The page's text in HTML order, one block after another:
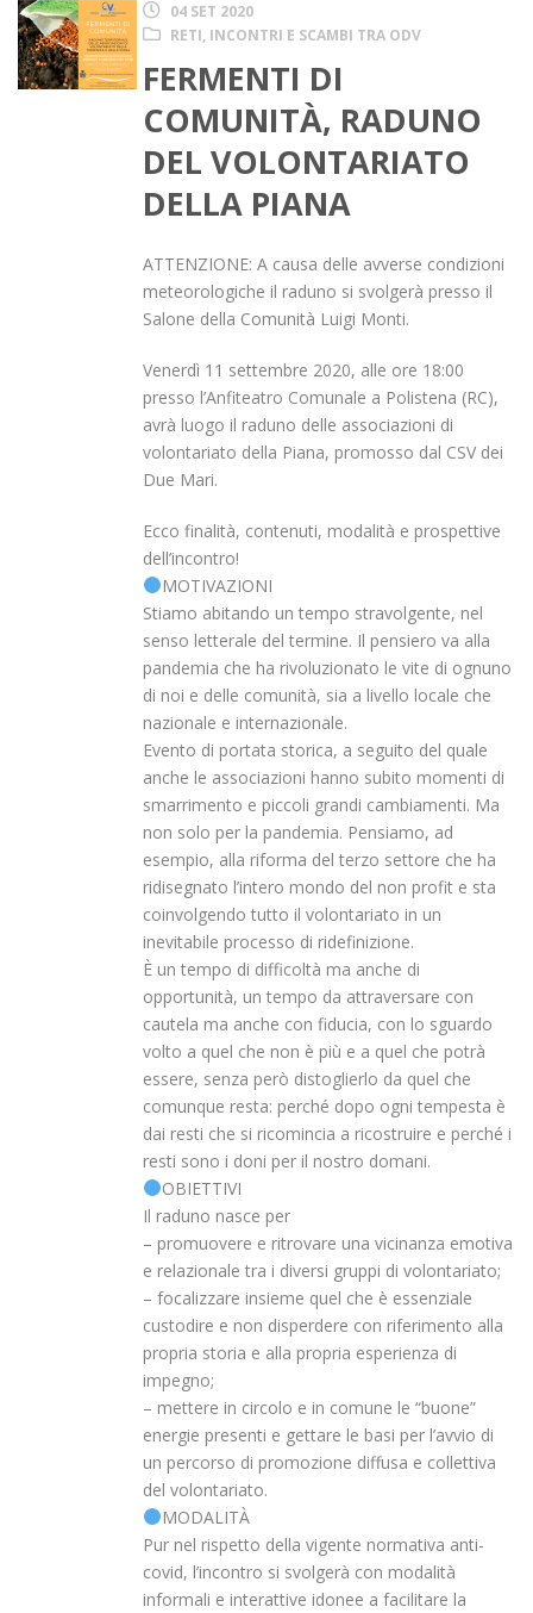
04 SET 2020
RETI, INCONTRI E SCAMBI TRA ODV
FERMENTI DI
COMUNITÀ, RADUNO
DEL VOLONTARIATO
DELLA PIANA
ATTENZIONE: A causa delle avverse condizioni
meteorologiche il raduno si svolgerà presso il
Salone della Comunità Luigi Monti.
Venerdì 11 settembre 2020, alle ore 18:00
presso l’Anfiteatro Comunale a Polistena (RC),
avrà luogo il raduno delle associazioni di
volontariato della Piana, promosso dal CSV dei
Due Mari.
Ecco finalità, contenuti, modalità e prospettive
dell’incontro!
MOTIVAZIONI
Stiamo abitando un tempo stravolgente, nel
senso letterale del termine. Il pensiero va alla
pandemia che ha rivoluzionato le vite di ognuno
di noi e delle comunità, sia a livello locale che
nazionale e internazionale.
Evento di portata storica, a seguito del quale
anche le associazioni hanno subito momenti di
smarrimento e piccoli grandi cambiamenti. Ma
non solo per la pandemia. Pensiamo, ad
esempio, alla riforma del terzo settore che ha
ridisegnato l’intero mondo del non profit e sta
coinvolgendo tutto il volontariato in un
inevitabile processo di ridefinizione.
È un tempo di difficoltà ma anche di
opportunità, un tempo da attraversare con
cautela ma anche con fiducia, con lo sguardo
volto a quel che non è più e a quel che potrà
essere, senza però distoglierlo da quel che
comunque resta: perché dopo ogni tempesta è
dai resti che si ricomincia a ricostruire e perché i
resti sono i doni per il nostro domani.
OBIETTIVI
Il raduno nasce per
– promuovere e ritrovare una vicinanza emotiva
e relazionale tra i diversi gruppi di volontariato;
– focalizzare insieme quel che è essenziale
custodire e non disperdere con riferimento alla
propria storia e alla propria esperienza di
impegno;
– mettere in circolo e in comune le “buone”
energie presenti e gettare le basi per l’avvio di
un percorso di promozione diffusa e collettiva
del volontariato.
MODALITÀ
Pur nel rispetto della vigente normativa anti-
covid, l’incontro si svolgerà con modalità
informali e interattive idonee a facilitare la